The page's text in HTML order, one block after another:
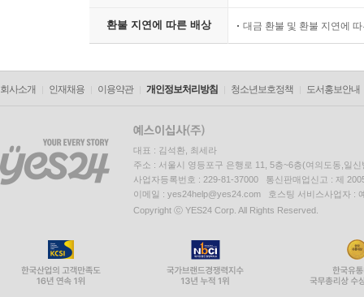
환불 지연에 따른 배상 대금 환불 및 환불 지연에
회사소개 인재채용 이용약관 개인정보처리방침 청소년보호정책 도서홍보안내
대표 : 김석환, 최세라
주소 : 서울시 영등포구 은행로 11, 5층~6층(여의도동,일신
사업자등록번호 : 229-81-37000 통신판매업신고 : 제
이메일 : yes24help@yes24.com 호스팅 서비스사업자 :
Copyright ⓒ YES24 Corp. All Rights Reserved.